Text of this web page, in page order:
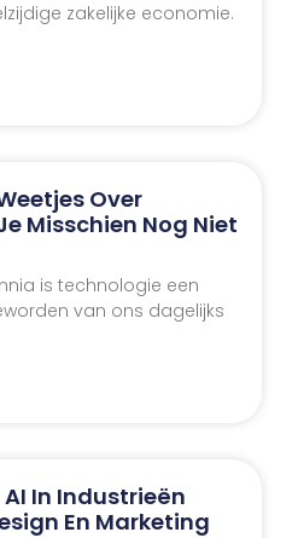
zakelijke economie.
Over
Misschien Nog Niet
is technologie een
van ons dagelijks
In Industrieën
En Marketing